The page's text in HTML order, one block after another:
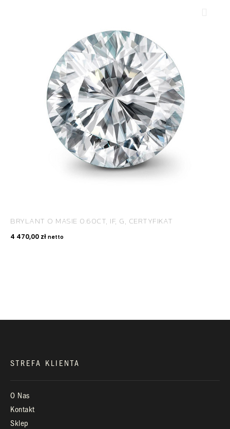
BRYLANT O MASIE 0.60CT, IF, G, CERTYFIKAT
4 470,00 zł netto
ROYAL DIAMONDS
Diamenty | Biżuteria | Kamienie dla jubilerów
SALON SPRZEDAŻY
KONTAKT
STREFA KLIENTA
O Nas
Kontakt
Sklep